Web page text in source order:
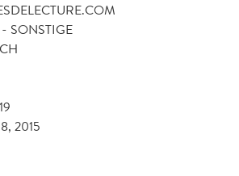
SONSTIGE
2015